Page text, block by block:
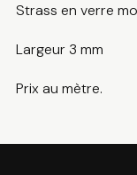
Strass en verre
Largeur 3 mm
Prix au mètre.